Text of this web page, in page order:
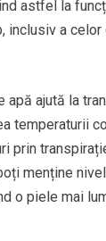
astfel la
inclusiv a
apă ajută la
temperaturii
prin
menține
o piele mai